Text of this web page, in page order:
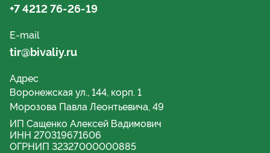
+7 4212 76-26-19
E-mail
tir@bivaliy.ru
Адрес
Воронежская ул., 144, корп. 1
Морозова Павла Леонтьевича, 49
ИП Сащенко Алексей Вадимович
ИНН 270319671606
ОГРНИП 32327000000885